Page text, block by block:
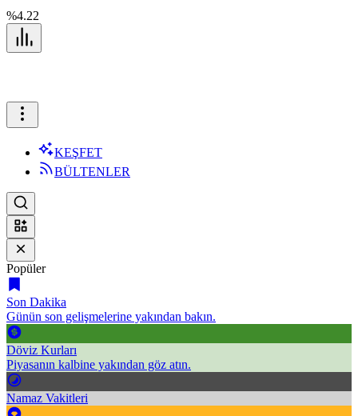
%4.22
KEŞFET
BÜLTENLER
Popüler
Son Dakika
Günün son gelişmelerine yakından bakın.
Döviz Kurları
Piyasanın kalbine yakından göz atın.
Namaz Vakitleri